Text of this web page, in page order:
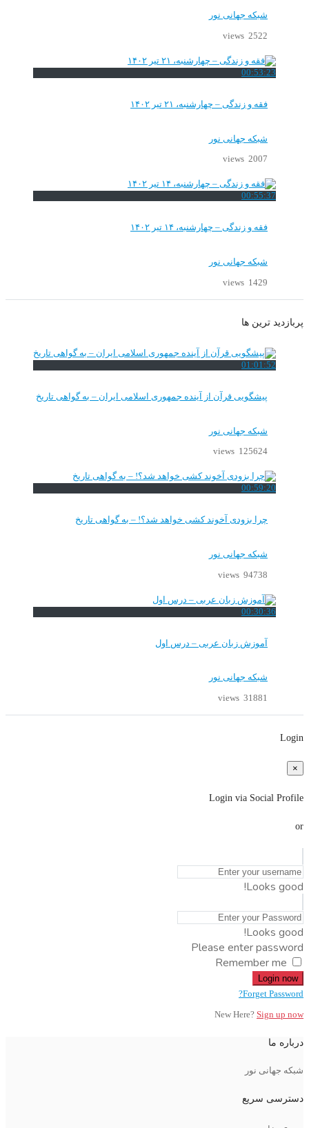
شبکه جهانی نور
2522 views
00:53:23
فقه و زندگی – چهارشنبه، ۲۱ تیر ۱۴۰۲
شبکه جهانی نور
2007 views
00:55:37
فقه و زندگی – چهارشنبه، ۱۴ تیر ۱۴۰۲
شبکه جهانی نور
1429 views
پربازدید ترین ها
01:01:52
پیشگویی قرآن از آینده جمهوری اسلامی ایران – به گواهی تاریخ
شبکه جهانی نور
125624 views
00:59:20
چرا بزودی آخوند کشی خواهد شد؟! – به گواهی تاریخ
شبکه جهانی نور
94738 views
00:30:36
آموزش زبان عربی – درس اول
شبکه جهانی نور
31881 views
Login
×
Login via Social Profile
or
Looks good!
Looks good!
Please enter password
Remember me
Login now
Forget Password?
New Here? Sign up now
درباره ما
شبکه جهانی نور
دسترسی سریع